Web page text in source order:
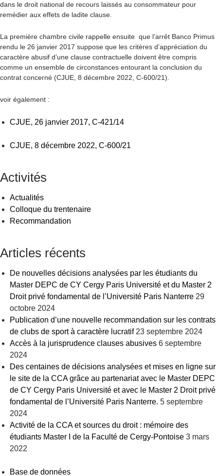
dans le droit national de recours laissés au consommateur pour
remédier aux effets de ladite clause.
La première chambre civile rappelle ensuite que l’arrêt Banco Primus
rendu le 26 janvier 2017 suppose que les critères d’appréciation du
caractère abusif d’une clause contractuelle doivent être compris
comme un ensemble de circonstances entourant la conclusion du
contrat concerné (CJUE, 8 décembre 2022, C-600/21).
voir également :
CJUE, 26 janvier 2017, C-421/14
CJUE, 8 décembre 2022, C-600/21
Activités
Actualités
Colloque du trentenaire
Recommandation
Articles récents
De nouvelles décisions analysées par les étudiants du
Master DEPC de CY Cergy Paris Université et du Master 2
Droit privé fondamental de l’Université Paris Nanterre 29
octobre 2024
Publication d’une nouvelle recommandation sur les contrats
de clubs de sport à caractère lucratif 23 septembre 2024
Accès à la jurisprudence clauses abusives 6 septembre
2024
Des centaines de décisions analysées et mises en ligne sur
le site de la CCA grâce au partenariat avec le Master DEPC
de CY Cergy Paris Université et avec le Master 2 Droit privé
fondamental de l’Université Paris Nanterre. 5 septembre
2024
Activité de la CCA et sources du droit : mémoire des
étudiants Master I de la Faculté de Cergy-Pontoise 3 mars
2022
Base de données